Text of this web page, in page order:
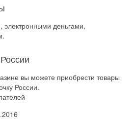
электронными деньгами,
вы можете приобрести товары
России.